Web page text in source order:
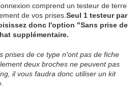
comprend un testeur de terre
de vos prises. Seul 1 testeur par
donc l'option "Sans prise de
supplémentaire.
prises de ce type n'ont pas de fiche
deux broches ne peuvent pas
il vous faudra donc utiliser un kit